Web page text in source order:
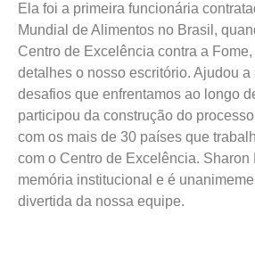
Ela foi a primeira funcionária
Mundial de Alimentos no Brasil,
Centro de Excelência contra a
detalhes o nosso escritório. Ajudou a
desafios que enfrentamos ao longo
participou da construção do
com os mais de 30 países que
com o Centro de Excelência. Sharon
memória institucional e é
divertida da nossa equipe.